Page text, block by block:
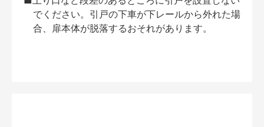
でください。引戸の下車が下レールから外れた場
合、扉本体が脱落するおそれがあります。